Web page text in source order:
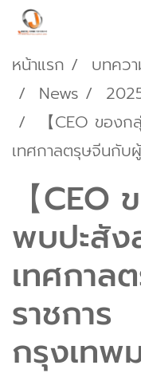
หน้าแรก บทคว
News
【CEO ของ
เทศกาลตรุษจีนกับผู้
【
พบปะสัง
เทศกาล
ราชการ
กรุงเทพ